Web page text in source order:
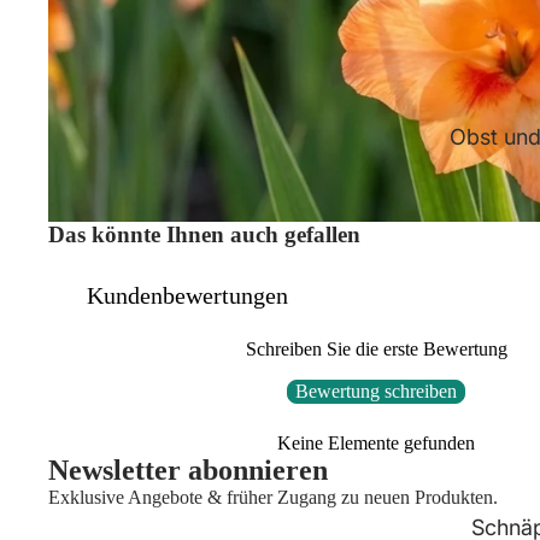
Obst
Das könnte Ihnen auch gefallen
Kundenbewertungen
Schreiben Sie die erste Bewertung
Bewertung schreiben
Keine Elemente gefunden
Newsletter abonnieren
Exklusive Angebote & früher Zugang zu neuen Produkten.